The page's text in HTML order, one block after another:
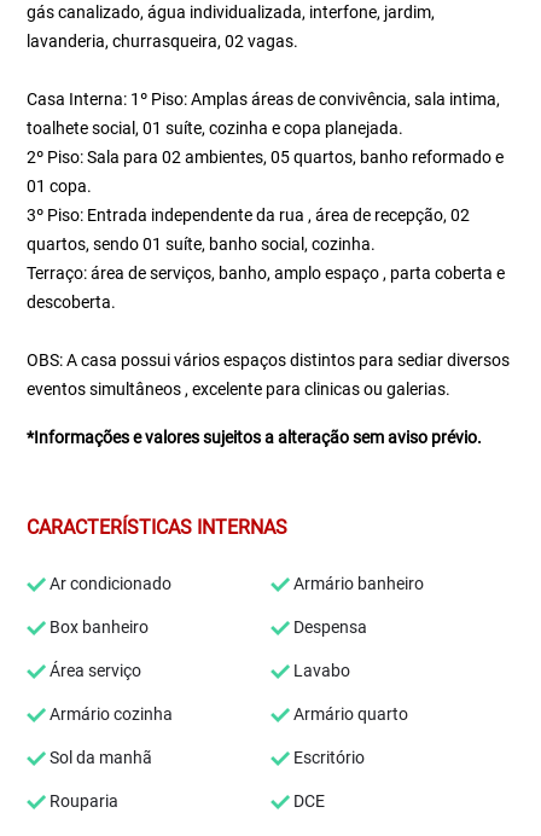
gás canalizado, água individualizada, interfone, jardim,
lavanderia, churrasqueira, 02 vagas.
Casa Interna: 1º Piso: Amplas áreas de convivência, sala intima,
toalhete social, 01 suíte, cozinha e copa planejada.
2º Piso: Sala para 02 ambientes, 05 quartos, banho reformado e
01 copa.
3º Piso: Entrada independente da rua , área de recepção, 02
quartos, sendo 01 suíte, banho social, cozinha.
Terraço: área de serviços, banho, amplo espaço , parta coberta e
descoberta.
OBS: A casa possui vários espaços distintos para sediar diversos
eventos simultâneos , excelente para clinicas ou galerias.
*Informações e valores sujeitos a alteração sem aviso prévio.
CARACTERÍSTICAS INTERNAS
Ar condicionado Armário banheiro
Box banheiro Despensa
Área serviço Lavabo
Armário cozinha Armário quarto
Sol da manhã Escritório
Rouparia DCE